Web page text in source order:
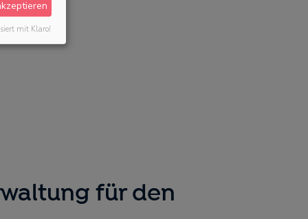
für den
mit Klaro!